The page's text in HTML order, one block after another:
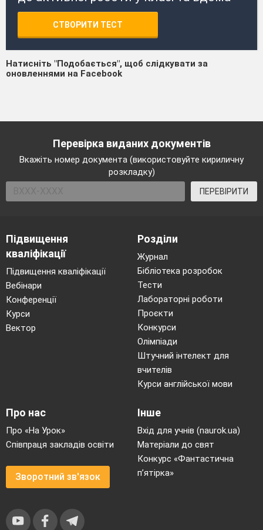
СТВОРИТИ ТЕСТ
Натисніть "Подобається", щоб слідкувати за
оновленнями на Facebook
Перевірка виданих документів
Вкажіть номер документа (використовуйте кириличну
розкладку)
ПЕРЕВІРИТИ
Підвищення
кваліфікації
Підвищення кваліфікації
Вебінари
Конференції
Курси
Вектор
Розділи
Журнал
Бібліотека розробок
Тести
Лабораторні роботи
Проєкти
Конкурси
Олімпіади
Штучний інтелект для
вчителів
Курси англійської мови
Про нас
Про «На Урок»
Співпраця закладів освіти
Зворотний зв'язок
Інше
Вхід для учнів (naurok.ua)
Матеріали до свят
Конкурс «Фантастична
п’ятірка»